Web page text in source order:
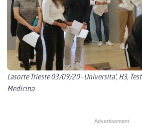
Lasorte Trieste 03/09/20 - Universita', H3,
Medicina